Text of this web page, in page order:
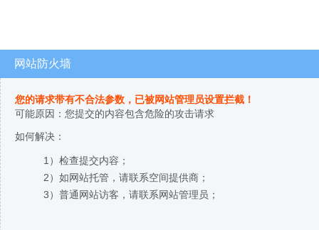
网站防火墙
您的请求带有不合法参数，已被网站管理员设置拦截！
可能原因：您提交的内容包含危险的攻击请求
如何解决：
1）检查提交内容；
2）如网站托管，请联系空间提供商；
3）普通网站访客，请联系网站管理员；